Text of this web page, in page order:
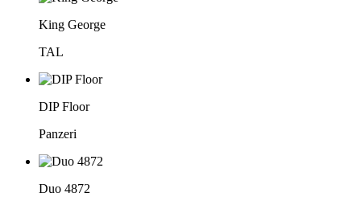
King George
TAL
DIP Floor
Panzeri
Duo 4872